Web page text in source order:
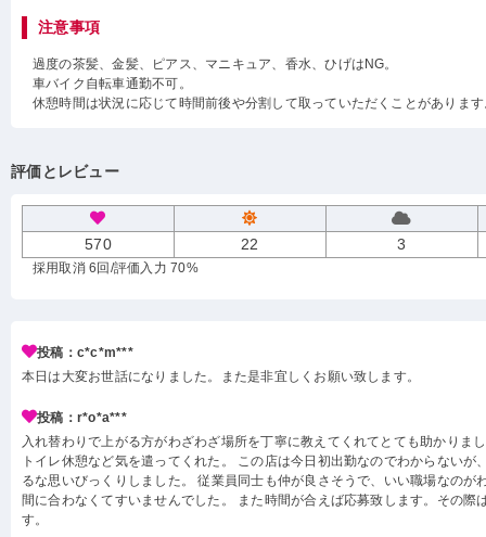
注意事項
過度の茶髪、金髪、ピアス、マニキュア、香水、ひげはNG。
車バイク自転車通勤不可。
休憩時間は状況に応じて時間前後や分割して取っていただくことがありま
評価とレビュー
570 22 3
採用取消 6回 /評価入力 70%
投稿：c*c*m***
本日は大変お世話になりました。また是非宜しくお願い致します。
投稿：r*o*a***
入れ替わりで上がる方がわざわざ場所を丁寧に教えてくれてとても助かりま
トイレ休憩など気を遣ってくれた。 この店は今日初出勤なのでわからないが
るな思いびっくりしました。 従業員同士も仲が良さそうで、いい職場なのが
間に合わなくてすいませんでした。 また時間が合えば応募致します。その際
す。